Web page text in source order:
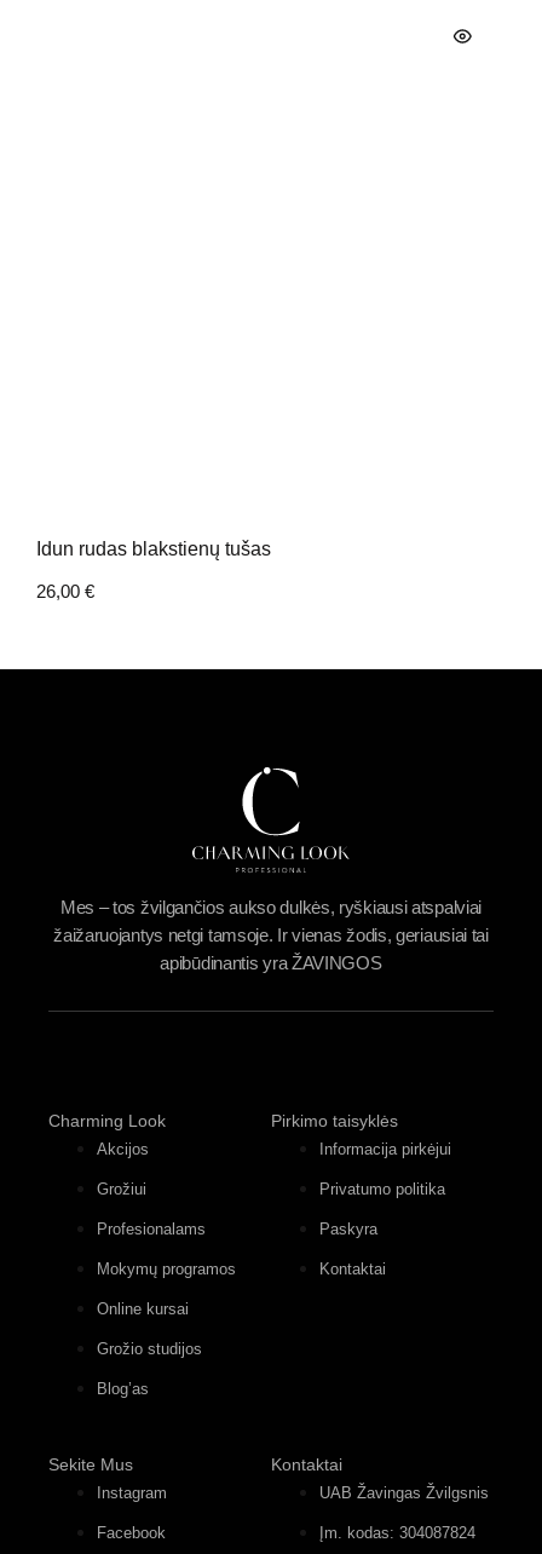
Idun rudas blakstienų tušas
26,00 €
Mes – tos žvilgančios aukso dulkės, ryškiausi atspalviai
žaižaruojantys netgi tamsoje. Ir vienas žodis, geriausiai tai
apibūdinantis yra ŽAVINGOS
Charming Look
Akcijos
Grožiui
Profesionalams
Mokymų programos
Online kursai
Grožio studijos
Blog’as
Pirkimo taisyklės
Informacija pirkėjui
Privatumo politika
Paskyra
Kontaktai
Sekite Mus
Instagram
Facebook
Kontaktai
UAB Žavingas Žvilgsnis
Įm. kodas: 304087824